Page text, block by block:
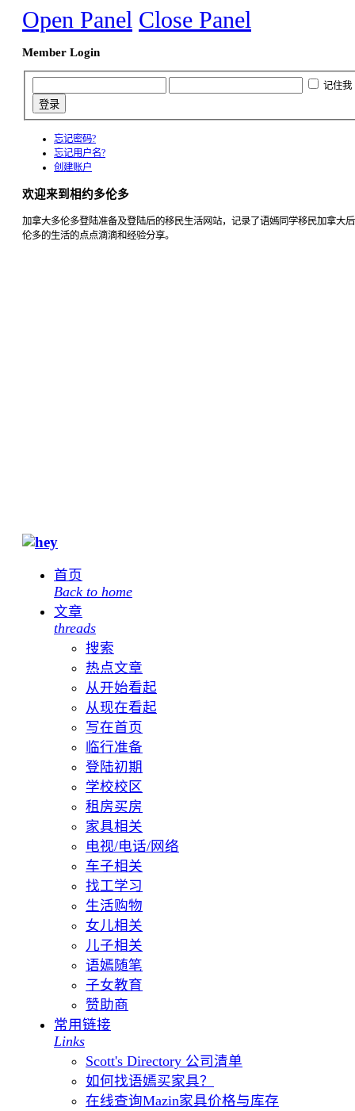
Open Panel Close Panel
Member Login
记住我
忘记密码?
忘记用户名?
创建账户
欢迎来到相约多伦多
加拿大多伦多登陆准备及登陆后的移民生活网站，记录了语嫣同学移民加拿大
伦多的生活的点点滴滴和经验分享。
首页
Back to home
文章
threads
搜索
热点文章
从开始看起
从现在看起
写在首页
临行准备
登陆初期
学校校区
租房买房
家具相关
电视/电话/网络
车子相关
找工学习
生活购物
女儿相关
儿子相关
语嫣随笔
子女教育
赞助商
常用链接
Links
Scott's Directory 公司清单
如何找语嫣买家具？
在线查询Mazin家具价格与库存